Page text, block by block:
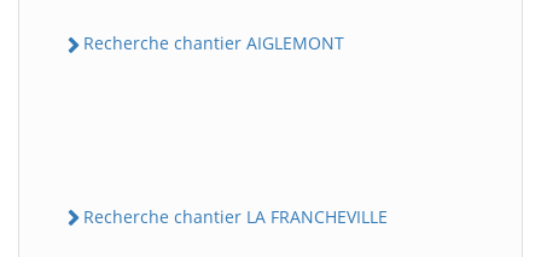
Recherche chantier AIGLEMONT
Recherche chantier LA FRANCHEVILLE